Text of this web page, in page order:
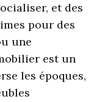
et des
pour des
une
est un
les époques,